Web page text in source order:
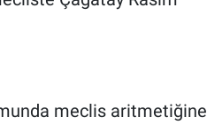
meclis aritmetiğine